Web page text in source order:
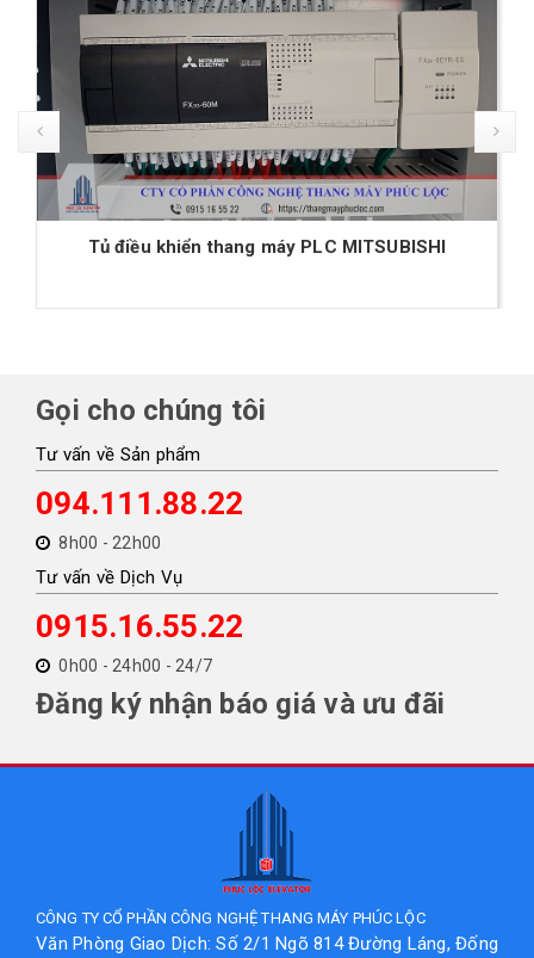
Rơ Le (Relay) trung gian chuyên dụng cho thang
Gọi cho chúng tôi
Tư vấn về Sản phẩm
094.111.88.22
8h00 - 22h00
Tư vấn về Dịch Vụ
0915.16.55.22
0h00 - 24h00 - 24/7
Đăng ký nhận báo giá và ưu đãi
CÔNG TY CỔ PHẦN CÔNG NGHỆ THANG MÁY PHÚC LỘC
Văn Phòng Giao Dịch: Số 2/1 Ngõ 814 Đường Láng, Đống